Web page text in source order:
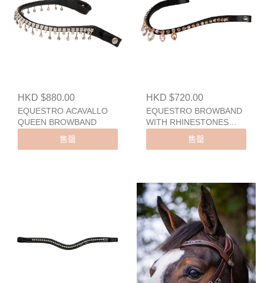
HKD $880.00
EQUESTRO ACAVALLO
QUEEN BROWBAND
售罄
HKD $720.00
EQUESTRO BROWBAND
WITH RHINESTONES
TEARDROP DESIGN
售罄